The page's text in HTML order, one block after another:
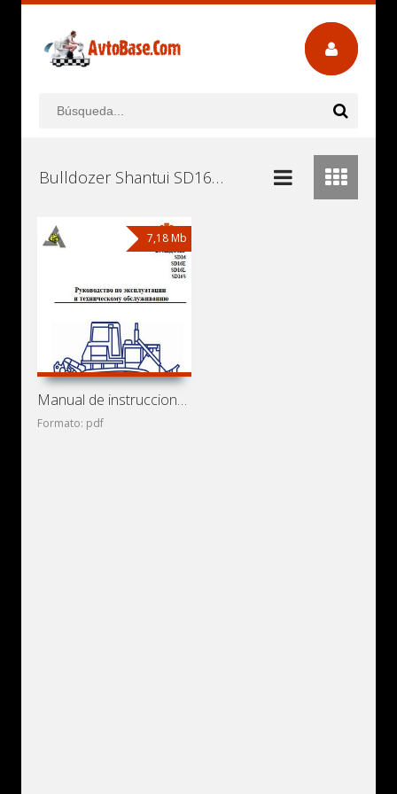
Bulldozer Shantui SD16S Manuales de Usuario, Manuales de Instrucciones (Reparación) y Mantenimiento Descargar Gratis
7,18 Mb
Manual de instrucciones y mantenimiento de bulldozers
Formato: pdf